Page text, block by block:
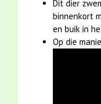
Dit dier
binnenkort
en buik in
Op die